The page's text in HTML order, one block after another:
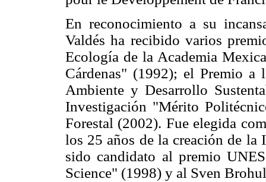
En reconocimiento a su
Valdés ha recibido varios
Ecología de la Academia
Cárdenas" (1992); el Premio a
Ambiente y Desarrollo
Investigación "Mérito
Forestal (2002). Fue elegida
los 25 años de la creación de
sido candidato al premio
Science" (1998) y al Sven